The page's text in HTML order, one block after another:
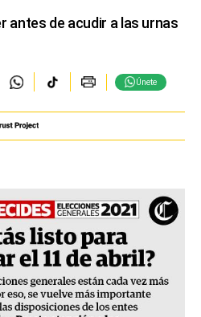
antes de acudir a las urnas
Únete